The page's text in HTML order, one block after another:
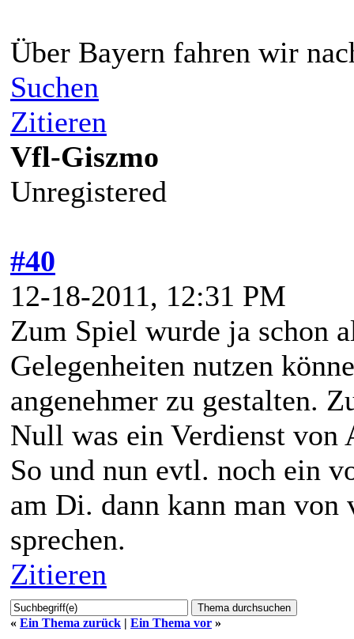
Über Bayern fahren wir
Suchen
Zitieren
Vfl-Giszmo
Unregistered
#40
12-18-2011, 12:31 PM
Zum Spiel wurde ja schon
Gelegenheiten nutzen
angenehmer zu gestalten.
Null was ein Verdienst von
So und nun evtl. noch ein
am Di. dann kann man von
sprechen.
Zitieren
« Ein Thema zurück | Ein Thema vor »